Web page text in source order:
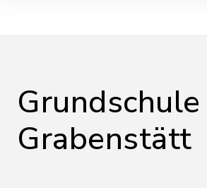
Grundschule
Grabenstätt